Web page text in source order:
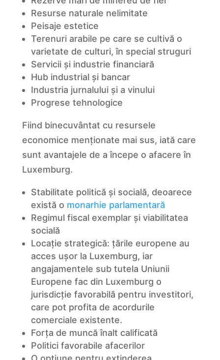
Resurse naturale nelimitate
Peisaje estetice
Terenuri arabile pe care se cultivă o
varietate de culturi, în special struguri
Servicii și industrie financiară
Hub industrial și bancar
Industria jurnalului și a vinului
Progrese tehnologice
Fiind binecuvântat cu resursele
economice menționate mai sus, iată care
sunt avantajele de a începe o afacere în
Luxemburg.
Stabilitate politică și socială, deoarece
există o monarhie parlamentară
Regimul fiscal exemplar și viabilitatea
socială
Locație strategică: țările europene au
acces ușor la Luxemburg, iar
angajamentele sub tutela Uniunii
Europene fac din Luxemburg o
jurisdicție favorabilă pentru investitori,
care pot profita de acordurile
comerciale existente.
Forța de muncă înalt calificată
Politici favorabile afacerilor